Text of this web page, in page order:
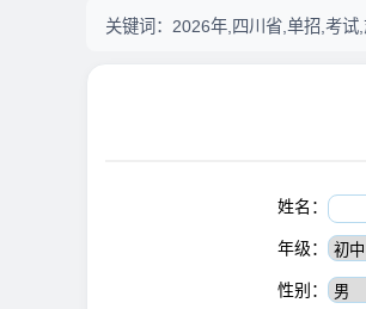
关键词： 2026年,四川省,单招,考
姓名：
年级：
性别：